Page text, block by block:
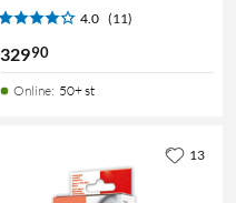
4.0 (11)
32990
Online: 50+ st
13